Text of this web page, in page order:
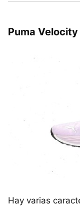
Puma
Hay varias